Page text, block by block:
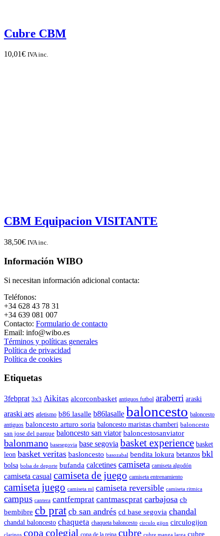
Cubre CBM
10,01€ IVA inc.
CBM Equipacion VISITANTE
38,50€ IVA inc.
Información WIBO
Si necesitan información adicional contacta:
Teléfonos:
+34 628 43 78 31
+34 639 081 007
Contacto: Formulario de contacto
Email: info@wibo.es
Términos y políticas generales
Política de privacidad
Política de cookies
Etiquetas
3febprat 3x3 Aikitas alcorconbasket antiguos futbol araberri araski
araski aes atletismo b86 lasalle b86lasalle baloncesto baloncesto
antiguos baloncesto arturo soria baloncesto maristas chamberi baloncesto
san jose del parque baloncesto san viator baloncestosanviator
balonmano basesegovia base segovia basket experience basket
leon basket veritas basloncesto basozabal bendita lokura betanzos bkl
bolsa bolsa de deporte bufanda calcetines camiseta camiseta algodón
camiseta casual camiseta de juego camiseta entrenamiento
camiseta juego camiseta ml camiseta reversible camiseta ritmica
campus cantera cantfemprat cantmascprat carbajosa cb
bembibre cb prat cb san andrés cd base segovia chandal
chandal baloncesto chaqueta chaqueta baloncesto circulo gijon circulogijon
clarinos copa colegial copa de la reina cubre cubre manga larga cubre